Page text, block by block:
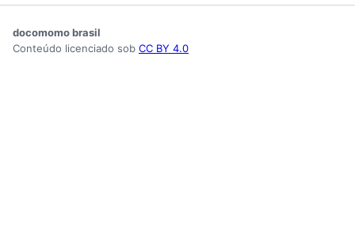
docomomo brasil
Conteúdo licenciado sob CC BY 4.0